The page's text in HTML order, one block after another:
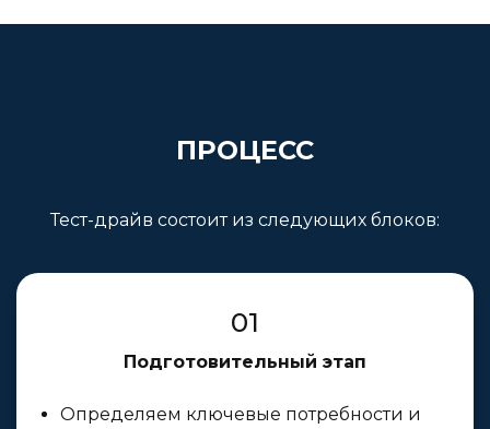
ПРОЦЕСС
Тест-драйв состоит из следующих блоков:
01
Подготовительный этап
Определяем ключевые потребности и